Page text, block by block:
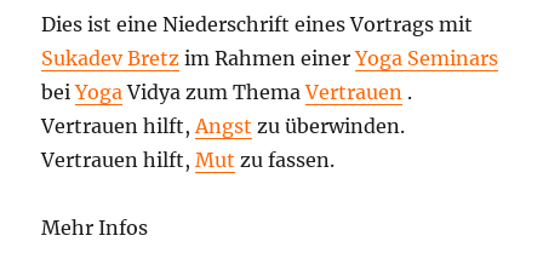
Dies ist eine Niederschrift eines Vortrags mit
Sukadev Bretz im Rahmen einerYoga Seminars
beiYogaVidya zum ThemaVertrauen .
Vertrauen hilft,Angst zu überwinden.
Vertrauen hilft,Mut zu fassen.
Mehr Infos